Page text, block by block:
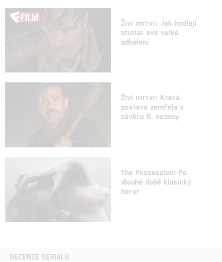
Živí mrtví: Jak hodlají
ututlat své velké
odhalení
Živí mrtví: Která
postava zemřela v
závěru 6. sezony
The Possession: Po
dlouhé době klasický
horor
RECENZE SERIÁLŮ